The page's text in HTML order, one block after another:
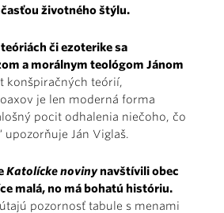
životného štýlu.
či ezoterike sa
a morálnym teológom Jánom
konšpiračných teórií,
je len moderná forma
pocit odhalenia niečoho, čo
upozorňuje Ján Viglaš.
Katolícke novinynavštívili obec
malá, no má bohatú históriu.
pozornosť tabule s menami